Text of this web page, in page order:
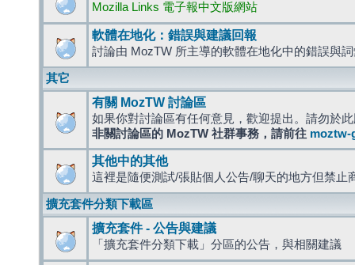
Mozilla Links 電子報中文版網站
軟體在地化：錯誤與建議回報
討論由 MozTW 所主導的軟體在地化中的錯誤與
其它
有關 MozTW 討論區
如果你對討論區有任何意見，歡迎提出。請勿於
非關討論區的 MozTW 社群事務，請前往 moztw-
其他中的其他
這裡是隨便測試/張貼個人公告/聊天的地方但禁止
擴充套件分類下載區
擴充套件 - 公告與建議
「擴充套件分類下載」分區的公告，與相關建議